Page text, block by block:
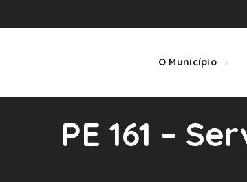
O Município
PE 161 –